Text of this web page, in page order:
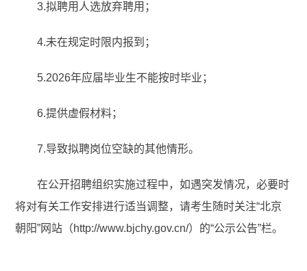
3.拟聘用人选放弃聘用；
4.未在规定时限内报到；
5.2026年应届毕业生不能按时毕业；
6.提供虚假材料；
7.导致拟聘岗位空缺的其他情形。
在公开招聘组织实施过程中，如遇突发情况，必要时
将对有关工作安排进行适当调整，请考生随时关注“北京
朝阳”网站（http://www.bjchy.gov.cn/）的“公示公告”栏。